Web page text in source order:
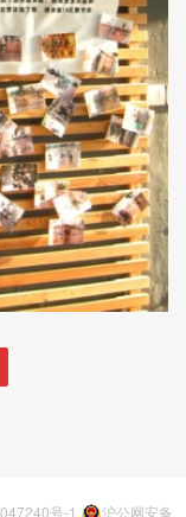
号-1 沪公网安备